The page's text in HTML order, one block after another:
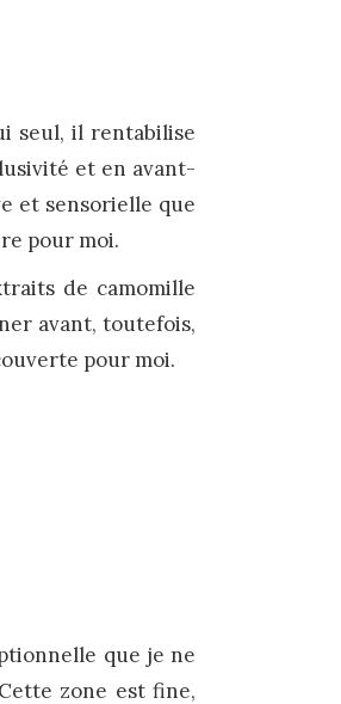
seul, il rentabilise
et en avant-
et sensorielle que
pour moi.
de camomille
avant, toutefois,
pour moi.
que je ne
zone est fine,